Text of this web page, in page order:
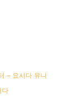
– 요시다 유니
다